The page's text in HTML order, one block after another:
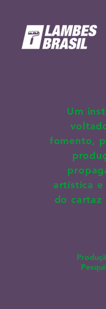
Um
fomento,
artística e
do cartaz